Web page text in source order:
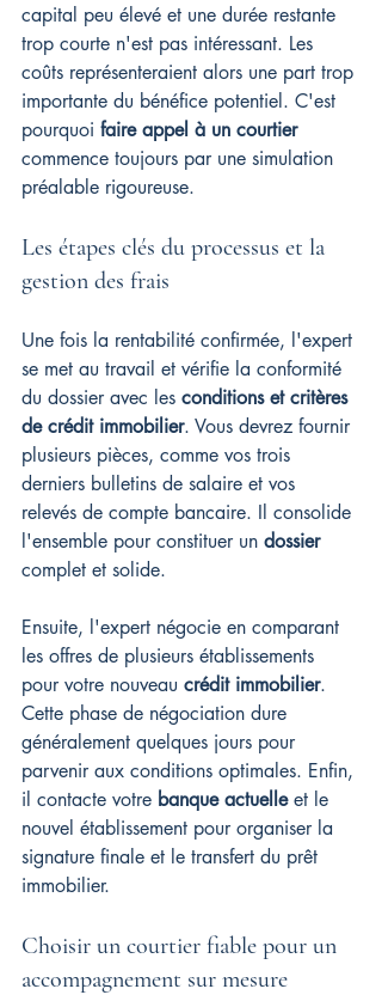
capital peu élevé et une durée restante
trop courte n'est pas intéressant. Les
coûts représenteraient alors une part trop
importante du bénéfice potentiel. C'est
pourquoi faire appel à un courtier
commence toujours par une simulation
préalable rigoureuse.
Les étapes clés du processus et la
gestion des frais
Une fois la rentabilité confirmée, l'expert
se met au travail et vérifie la conformité
du dossier avec les conditions et critères
de crédit immobilier. Vous devrez fournir
plusieurs pièces, comme vos trois
derniers bulletins de salaire et vos
relevés de compte bancaire. Il consolide
l'ensemble pour constituer un dossier
complet et solide.
Ensuite, l'expert négocie en comparant
les offres de plusieurs établissements
pour votre nouveau crédit immobilier.
Cette phase de négociation dure
généralement quelques jours pour
parvenir aux conditions optimales. Enfin,
il contacte votre banque actuelle et le
nouvel établissement pour organiser la
signature finale et le transfert du prêt
immobilier.
Choisir un courtier fiable pour un
accompagnement sur mesure